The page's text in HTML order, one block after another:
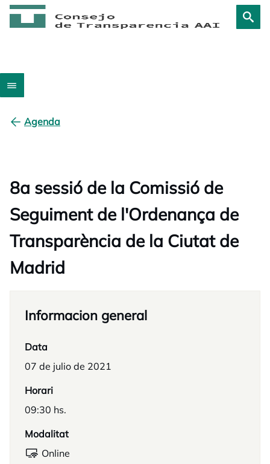
Agenda
8a sessió de la Comissió de
Seguiment de l'Ordenança de
Transparència de la Ciutat de
Madrid
Informacion general
Data
07 de julio de 2021
Horari
09:30 hs.
Modalitat
Online